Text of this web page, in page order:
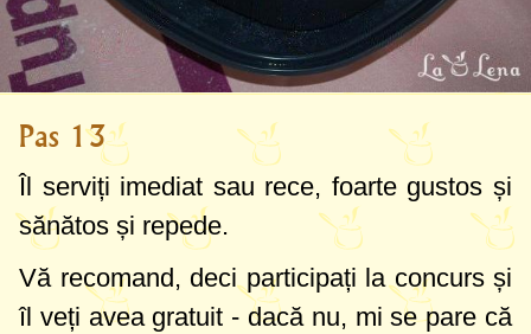
Pas 13
Îl serviți imediat sau rece, foarte gustos și
sănătos și repede.
Vă recomand, deci participați la concurs și
îl veți avea gratuit - dacă nu, mi se pare că